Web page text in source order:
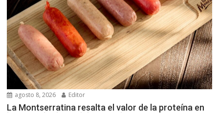
agosto 8, 2026 Editor
La Montserratina resalta el valor de la proteína en